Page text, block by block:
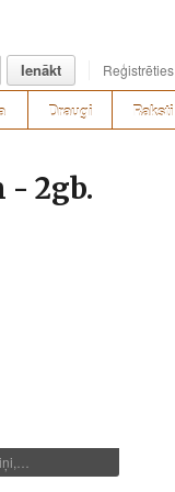
Ienākt Reģistrēties
Draugi Raksti
2gb.